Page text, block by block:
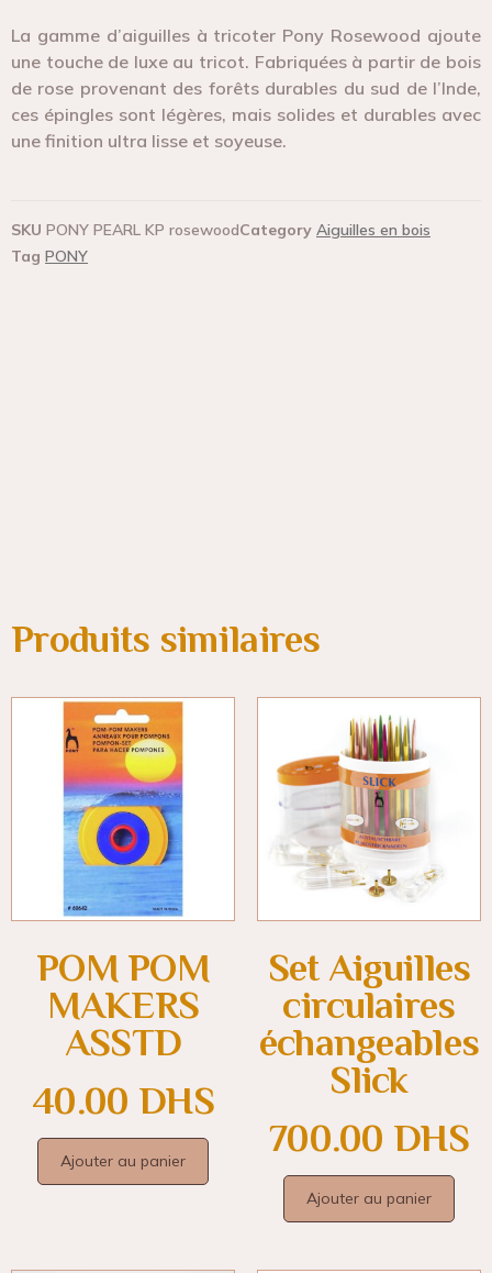
La gamme d’aiguilles à tricoter Pony Rosewood ajoute
une touche de luxe au tricot. Fabriquées à partir de bois
de rose provenant des forêts durables du sud de l’Inde,
ces épingles sont légères, mais solides et durables avec
une finition ultra lisse et soyeuse.
SKU PONY PEARL KP rosewoodCategory Aiguilles en bois
Tag PONY
Produits similaires
POM POM
MAKERS
ASSTD
40.00 DHS
Ajouter au panier
Set Aiguilles
circulaires
échangeables
Slick
700.00 DHS
Ajouter au panier